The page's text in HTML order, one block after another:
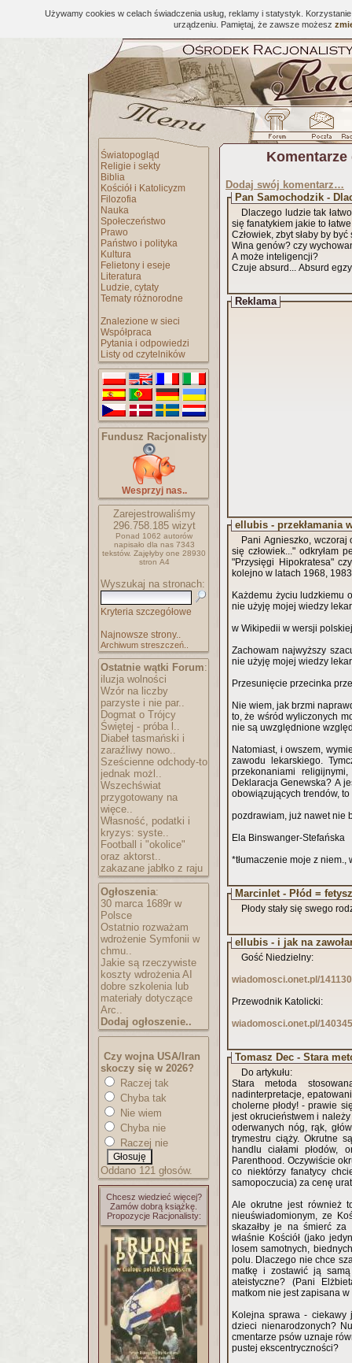
Używamy cookies w celach świadczenia usług, reklamy i statystyk.
urządzeniu. Pamiętaj, że zawsze możesz
Światopogląd
Religie i sekty
Biblia
Kościół i Katolicyzm
Filozofia
Nauka
Społeczeństwo
Prawo
Państwo i polityka
Kultura
Felietony i eseje
Literatura
Ludzie, cytaty
Tematy różnorodne
Znalezione w sieci
Współpraca
Pytania i odpowiedzi
Listy od czytelników
Fundusz Racjonalisty
Wesprzyj nas..
Zarejestrowaliśmy
296.758.185wizyt
Ponad 1062 autorów
napisało dla nas 7343
tekstów. Zajęłyby one 28930
stron A4
Wyszukaj na stronach:
Kryteria szczegółowe
Najnowsze strony..
Archiwum streszczeń..
Ostatnie wątki Forum:
iluzja wolności
Wzór na liczby
parzyste i nie par..
Dogmat o Trójcy
Świętej - próba l..
Diabeł tasmański i
zaraźliwy nowo..
Sześcienne odchody-to
jednak możl..
Wszechświat
przygotowany na
więce..
Własność, podatki i
kryzys: syste..
Football i "okolice"
oraz aktorst..
zakazane jabłko z raju
Ogłoszenia:
30 marca 1689r w
Polsce
Ostatnio rozważam
wdrożenie Symfonii w
chmu..
Jakie są rzeczywiste
koszty wdrożenia AI
dobre szkolenia lub
materiały dotyczące
Arc..
Dodaj ogłoszenie..
Czy wojna USA/Iran
skoczy się w 2026?
Raczej tak
Chyba tak
Nie wiem
Chyba nie
Raczej nie
Oddano 121 głosów.
Chcesz wiedzieć więcej?
Zamów dobrą książkę.
Propozycje Racjonalisty:
Dodaj swój komentarz…
Pan Samochodzik -
Dlaczego ludzie tak
się fanatykiem jakie to
Człowiek, zbyt słaby by być
Wina genów? czy
A może inteligencji?
Czuje absurd... Absurd
Reklama
ellubis - przekłamania
Pani Agnieszko,
się człowiek..." odkryłam
"Przysięgi Hipokratesa"
kolejno w latach 1968,
Każdemu życiu ludzkiemu
nie użyję mojej wiedzy
w Wikipedii w wersji
Zachowam najwyższy
nie użyję mojej wiedzy
Przesunięcie przecinka
Nie wiem, jak brzmi
to, że wśród wyliczonych
nie są uwzględnione
Natomiast, i owszem,
zawodu lekarskiego.
przekonaniami
Deklaracja Genewska? A
obowiązujących trendów,
pozdrawiam, już nawet nie
Ela Binswanger-Stefańska
*tłumaczenie moje z niem.,
Marcinlet - Płód =
Płody stały się swego
ellubis - i jak na
Gość Niedzielny:
wiadomosci.onet.pl/
Przewodnik Katolicki:
wiadomosci.onet.pl/
Tomasz Dec - Stara
Do artykułu:
Stara metoda
nadinterpretacje,
cholerne płody! - prawie
jest okrucieństwem i
oderwanych nóg, rąk,
trymestru ciąży. Okrutne
handlu ciałami płodów,
Parenthood. Oczywiście
co niektórzy fanatycy
samopoczucia) za cenę
Ale okrutne jest również
nieuświadomionym, ze
skazałby je na śmierć za
właśnie Kościół (jako
losem samotnych,
polu. Dlaczego nie chce
matkę i zostawić ją
ateistyczne? (Pani
matkom nie jest zapisana w
Kolejna sprawa - ciekawy
dzieci nienarodzonych?
cmentarze psów uznaje
pustej ekscentryczności?